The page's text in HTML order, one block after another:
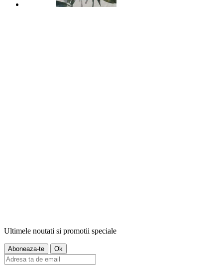
Ultimele noutati si promotii speciale